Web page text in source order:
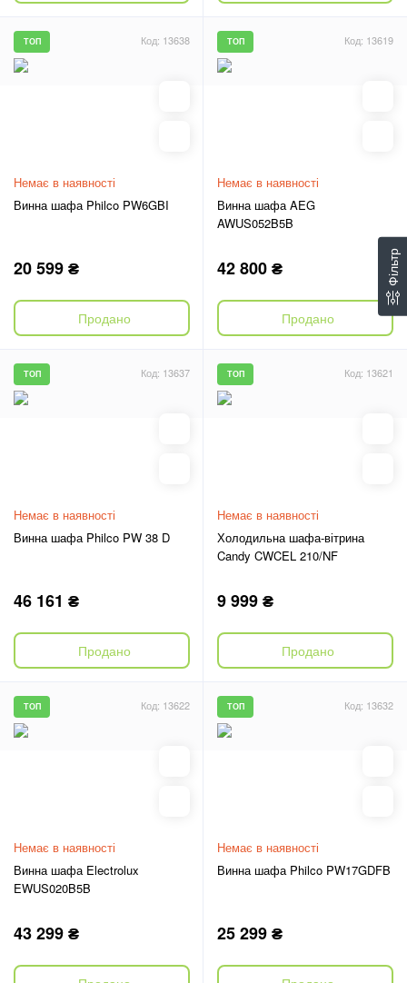
Фільтр
Код: 13638
ТОП
Немає в наявності
Винна шафа Philco PW6GBI
20 599 ₴
Продано
Код: 13619
ТОП
Немає в наявності
Винна шафа AEG
AWUS052B5B
42 800 ₴
Продано
Код: 13637
ТОП
Немає в наявності
Винна шафа Philco PW 38 D
46 161 ₴
Продано
Код: 13621
ТОП
Немає в наявності
Холодильна шафа-вітрина
Candy CWCEL 210/NF
9 999 ₴
Продано
Код: 13622
ТОП
Немає в наявності
Винна шафа Electrolux
EWUS020B5B
43 299 ₴
Код: 13632
ТОП
Немає в наявності
Винна шафа Philco PW17GDFB
25 299 ₴